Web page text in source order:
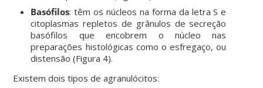
Basófilos: têm os núcleos na forma da letra S e
citoplasmas repletos de grânulos de secreção
basófilos que encobrem o núcleo nas
preparações histológicas como o esfregaço, ou
distensão (Figura 4).
Existem dois tipos de agranulócitos: